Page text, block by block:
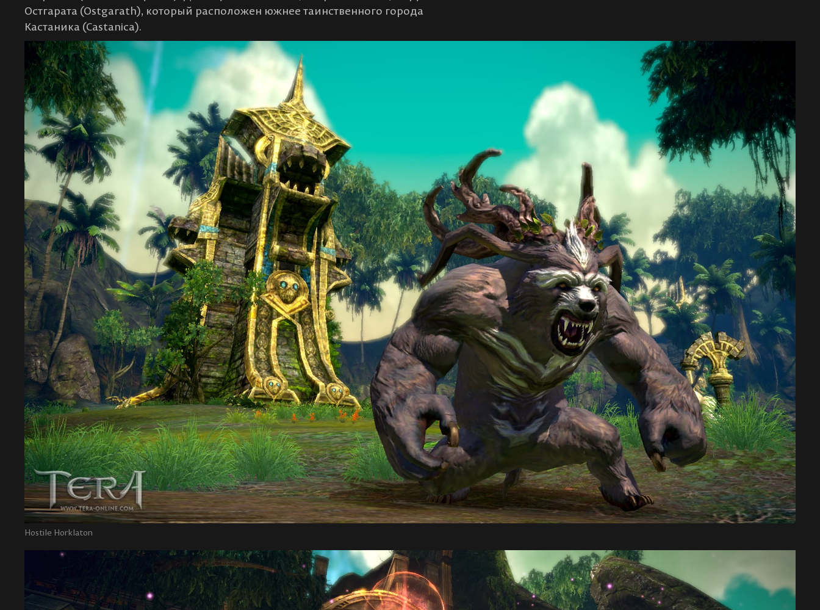
Остгарата (Ostgarath), который расположен южнее таинственного города
Кастаника (Castanica).
Hostile Horklaton